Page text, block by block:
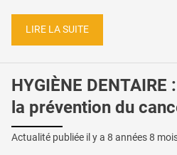
LIRE LA SUITE
HYGIÈNE
la prévention du
Actualité publiée il y a 8 années 8